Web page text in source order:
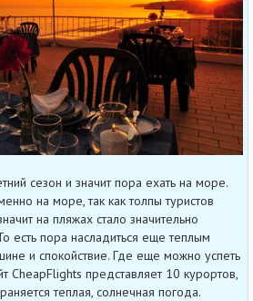
сезон и значит пора ехать на море.
на море, так как толпы туристов
на пляжах стало значительно
есть пора насладиться еще теплым
и спокойствие. Где еще можно успеть
CheapFlights представляет 10 курортов,
теплая, солнечная погода.